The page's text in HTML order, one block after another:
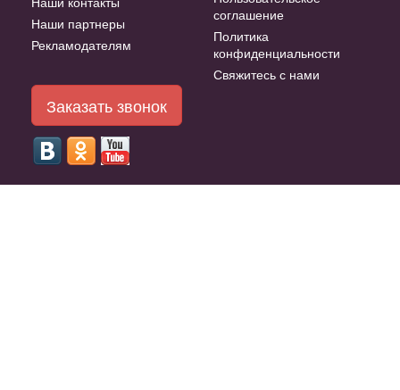
Наши партнеры
Рекламодателям
соглашение
Политика
конфиденциальности
Свяжитесь с нами
Заказать звонок